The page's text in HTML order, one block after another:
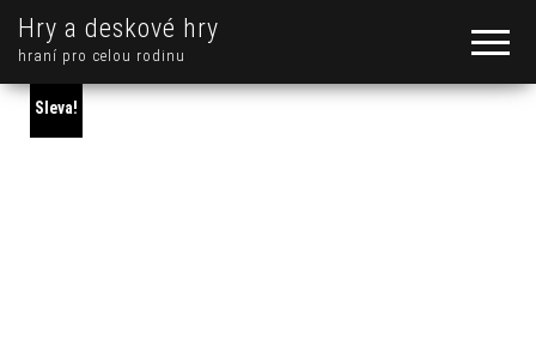
Hry a deskové hry
hraní pro celou rodinu
Sleva!